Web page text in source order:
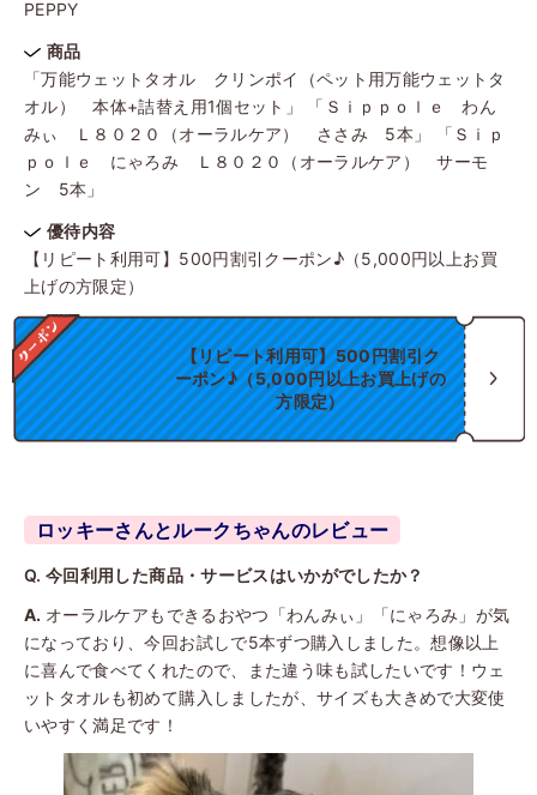
PEPPY
商品
「万能ウェットタオル クリンポイ（ペット用万能ウェットタ
オル） 本体+詰替え用1個セット」 「Ｓｉｐｐｏｌｅ わん
みぃ Ｌ８０２０（オーラルケア） ささみ 5本」 「Ｓｉｐ
ｐｏｌｅ にゃろみ Ｌ８０２０（オーラルケア） サーモ
ン 5本」
優待内容
【リピート利用可】500円割引クーポン♪（5,000円以上お買
上げの方限定）
【リピート利用可】500円割引ク
ーポン♪（5,000円以上お買上げの
方限定）
ロッキーさんとルークちゃんのレビュー
今回利用した商品・サービスはいかがでしたか？
オーラルケアもできるおやつ「わんみぃ」「にゃろみ」が気
になっており、今回お試しで5本ずつ購入しました。想像以上
に喜んで食べてくれたので、また違う味も試したいです！ウェ
ットタオルも初めて購入しましたが、サイズも大きめで大変使
いやすく満足です！